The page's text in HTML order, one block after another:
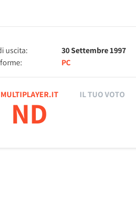
uscita:
30 Settembre 1997
PC
MULTIPLAYER.IT
ND
IL TUO VOTO